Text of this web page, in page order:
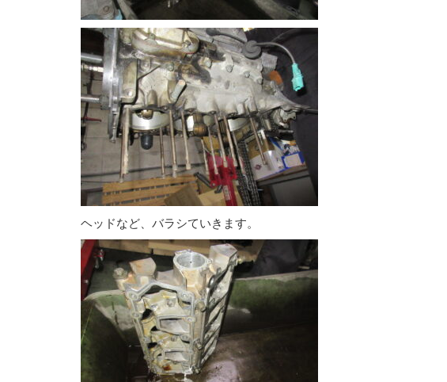
ヘッドなど、バラシていきます。